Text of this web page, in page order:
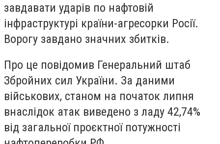
завдавати ударів по нафтовій
інфраструктурі країни-агресорки Росії.
Ворогу завдано значних збитків.
Про це повідомив Генеральний штаб
Збройних сил України. За даними
військових, станом на початок липня
внаслідок атак виведено з ладу 42,74%
від загальної проєктної потужності